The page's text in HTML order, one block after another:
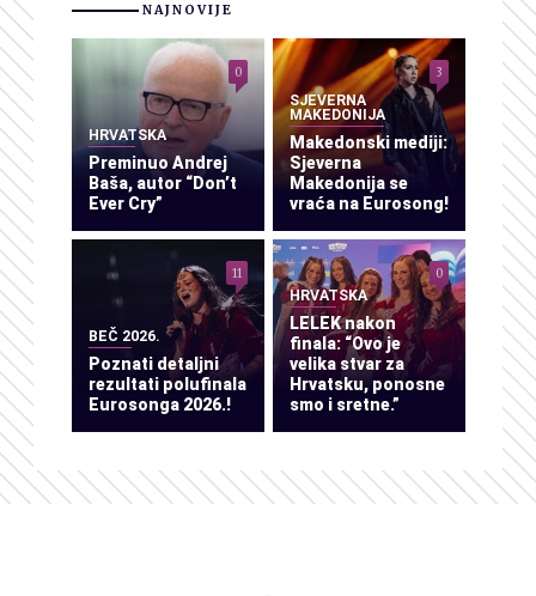
NAJNOVIJE
HRVATSKA
Preminuo Andrej
Baša, autor “Don’t
Ever Cry”
0
SJEVERNA
MAKEDONIJA
Makedonski mediji:
Sjeverna
Makedonija se
vraća na Eurosong!
3
BEČ 2026.
Poznati detaljni
rezultati polufinala
Eurosonga 2026.!
11
HRVATSKA
LELEK nakon
finala: “Ovo je
velika stvar za
Hrvatsku, ponosne
smo i sretne.”
0